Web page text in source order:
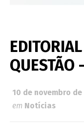
10 de novembro de
em Notícias